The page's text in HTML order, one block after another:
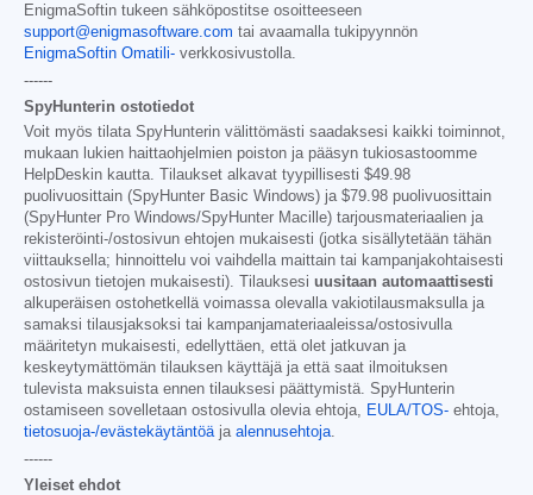
EnigmaSoftin tukeen sähköpostitse osoitteeseen
support@enigmasoftware.com tai avaamalla tukipyynnön
EnigmaSoftin Omatili- verkkosivustolla.
------
SpyHunterin ostotiedot
Voit myös tilata SpyHunterin välittömästi saadaksesi kaikki toiminnot,
mukaan lukien haittaohjelmien poiston ja pääsyn tukiosastoomme
HelpDeskin kautta. Tilaukset alkavat tyypillisesti $49.98
puolivuosittain (SpyHunter Basic Windows) ja $79.98 puolivuosittain
(SpyHunter Pro Windows/SpyHunter Macille) tarjousmateriaalien ja
rekisteröinti-/ostosivun ehtojen mukaisesti (jotka sisällytetään tähän
viittauksella; hinnoittelu voi vaihdella maittain tai kampanjakohtaisesti
ostosivun tietojen mukaisesti). Tilauksesi uusitaan automaattisesti
alkuperäisen ostohetkellä voimassa olevalla vakiotilausmaksulla ja
samaksi tilausjaksoksi tai kampanjamateriaaleissa/ostosivulla
määritetyn mukaisesti, edellyttäen, että olet jatkuvan ja
keskeytymättömän tilauksen käyttäjä ja että saat ilmoituksen
tulevista maksuista ennen tilauksesi päättymistä. SpyHunterin
ostamiseen sovelletaan ostosivulla olevia ehtoja, EULA/TOS- ehtoja,
tietosuoja-/evästekäytäntöäja alennusehtoja.
------
Yleiset ehdot